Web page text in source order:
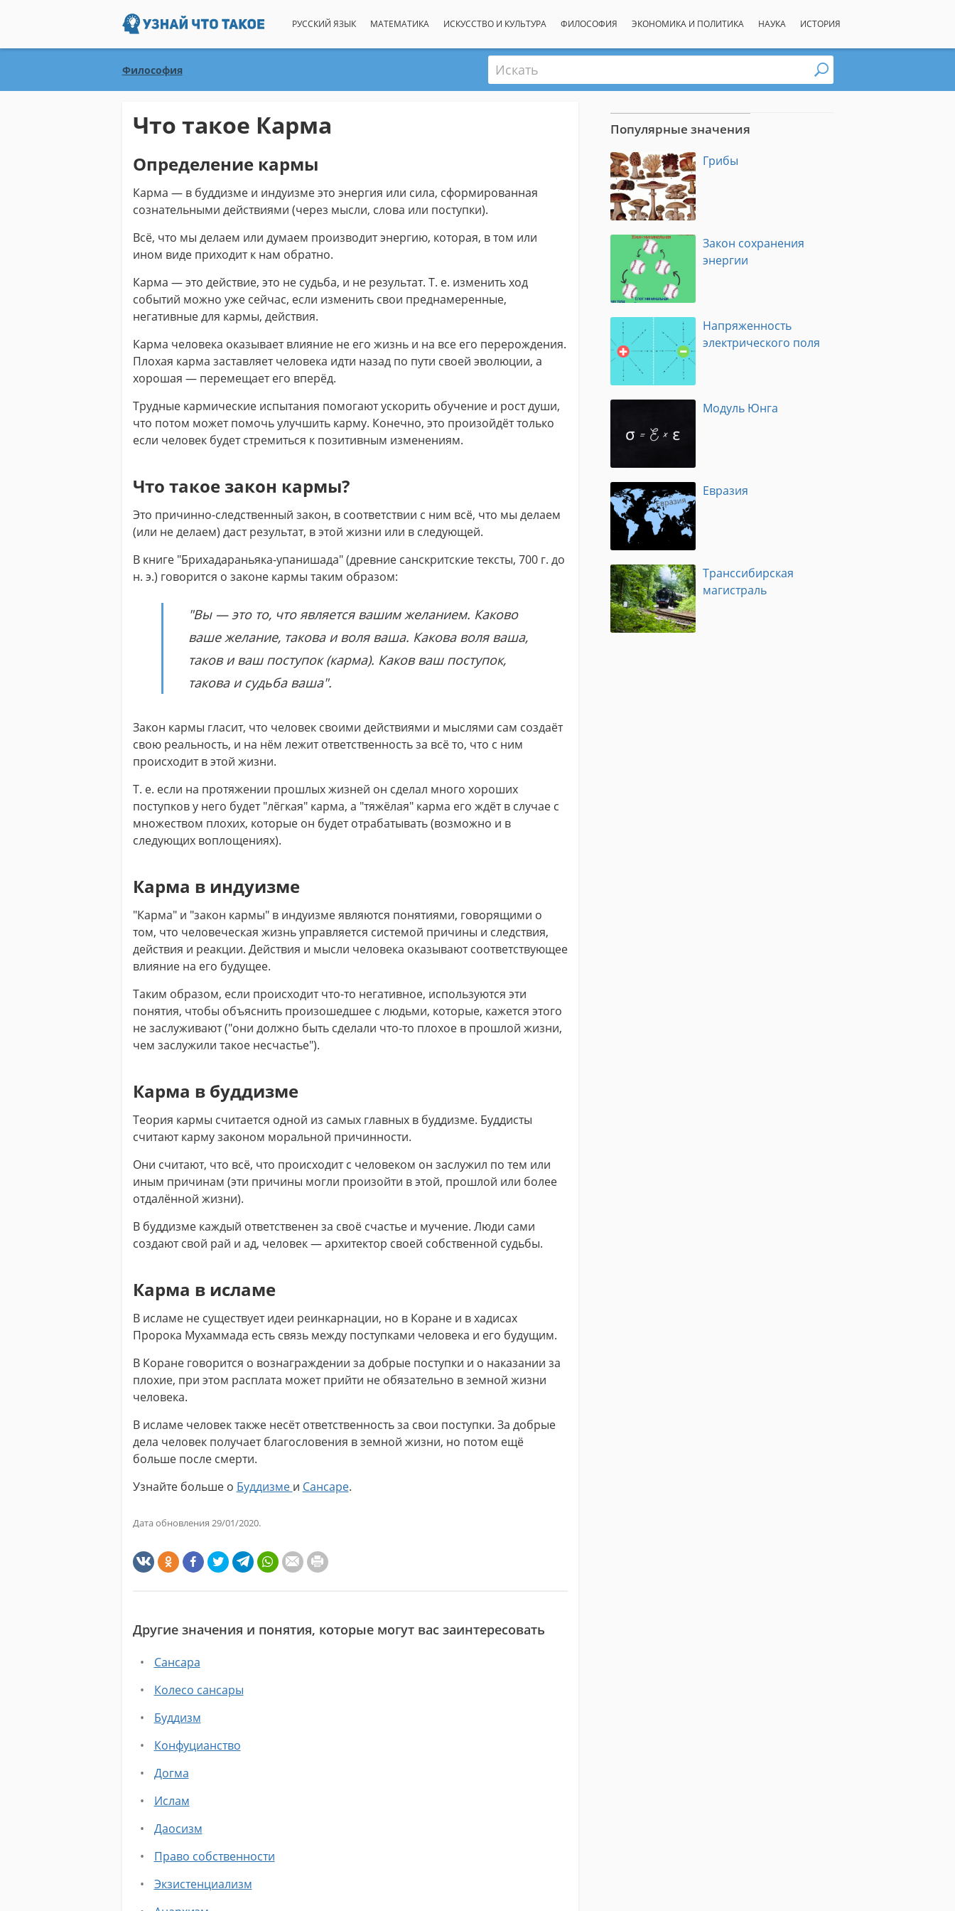
РУССКИЙ ЯЗЫК МАТЕМАТИКА ИСКУССТВО И КУЛЬТУРА ФИЛОСОФИЯ ЭКОНОМИКА И ПОЛИТИКА НАУКА ИСТОРИЯ
Философия Искать
Что такое Карма
Определение кармы
Карма — в буддизме и индуизме это энергия или сила, сформированная
сознательными действиями (через мысли, слова или поступки).
Всё, что мы делаем или думаем производит энергию, которая, в том или
ином виде приходит к нам обратно.
Карма — это действие, это не судьба, и не результат. Т. е. изменить ход
событий можно уже сейчас, если изменить свои преднамеренные,
негативные для кармы, действия.
Карма человека оказывает влияние не его жизнь и на все его перерождения.
Плохая карма заставляет человека идти назад по пути своей эволюции, а
хорошая — перемещает его вперёд.
Трудные кармические испытания помогают ускорить обучение и рост души,
что потом может помочь улучшить карму. Конечно, это произойдёт только
если человек будет стремиться к позитивным изменениям.
Что такое закон кармы?
Это причинно-следственный закон, в соответствии с ним всё, что мы делаем
(или не делаем) даст результат, в этой жизни или в следующей.
В книге "Брихадараньяка-упанишада" (древние санскритские тексты, 700 г. до
н. э.) говорится о законе кармы таким образом:
"Вы — это то, что является вашим желанием. Каково
ваше желание, такова и воля ваша. Какова воля ваша,
таков и ваш поступок (карма). Каков ваш поступок,
такова и судьба ваша".
Закон кармы гласит, что человек своими действиями и мыслями сам создаёт
свою реальность, и на нём лежит ответственность за всё то, что с ним
происходит в этой жизни.
Т. е. если на протяжении прошлых жизней он сделал много хороших
поступков у него будет "лёгкая" карма, а "тяжёлая" карма его ждёт в случае с
множеством плохих, которые он будет отрабатывать (возможно и в
следующих воплощениях).
Карма в индуизме
"Карма" и "закон кармы" в индуизме являются понятиями, говорящими о
том, что человеческая жизнь управляется системой причины и следствия,
действия и реакции. Действия и мысли человека оказывают соответствующее
влияние на его будущее.
Таким образом, если происходит что-то негативное, используются эти
понятия, чтобы объяснить произошедшее с людьми, которые, кажется этого
не заслуживают ("они должно быть сделали что-то плохое в прошлой жизни,
чем заслужили такое несчастье").
Карма в буддизме
Теория кармы считается одной из самых главных в буддизме. Буддисты
считают карму законом моральной причинности.
Они считают, что всё, что происходит с человеком он заслужил по тем или
иным причинам (эти причины могли произойти в этой, прошлой или более
отдалённой жизни).
В буддизме каждый ответственен за своё счастье и мучение. Люди сами
создают свой рай и ад, человек — архитектор своей собственной судьбы.
Карма в исламе
В исламе не существует идеи реинкарнации, но в Коране и в хадисах
Пророка Мухаммада есть связь между поступками человека и его будущим.
В Коране говорится о вознаграждении за добрые поступки и о наказании за
плохие, при этом расплата может прийти не обязательно в земной жизни
человека.
В исламе человек также несёт ответственность за свои поступки. За добрые
дела человек получает благословения в земной жизни, но потом ещё
больше после смерти.
Узнайте больше о Буддизме и Сансаре.
Дата обновления 29/01/2020.
Другие значения и понятия, которые могут вас заинтересовать
Сансара
Колесо сансары
Буддизм
Конфуцианство
Догма
Ислам
Даосизм
Право собственности
Экзистенциализм
Популярные значения
Грибы
Закон сохранения
энергии
Напряженность
электрического поля
Модуль Юнга
Евразия
Транссибирская
магистраль